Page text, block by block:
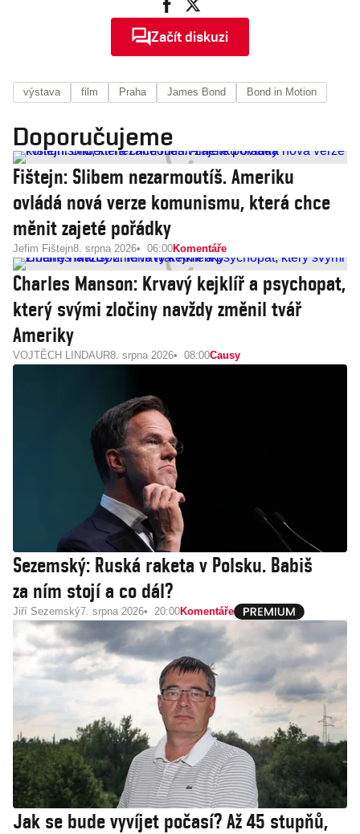
Začít diskuzi
výstava film Praha James Bond Bond in Motion
Doporučujeme
Fištejn: Slibem nezarmoutíš. Ameriku
ovládá nová verze komunismu, která chce
měnit zajeté pořádky
Jefim Fištejn8. srpna 2026 06:00Komentáře
Charles Manson: Krvavý kejklíř a psychopat,
který svými zločiny navždy změnil tvář
Ameriky
VOJTĚCH LINDAUR8. srpna 2026 08:00Causy
Sezemský: Ruská raketa v Polsku. Babiš
za ním stojí a co dál?
Jiří Sezemský7. srpna 2026 20:00Komentáře
Jak se bude vyvíjet počasí? Až 45 stupňů,